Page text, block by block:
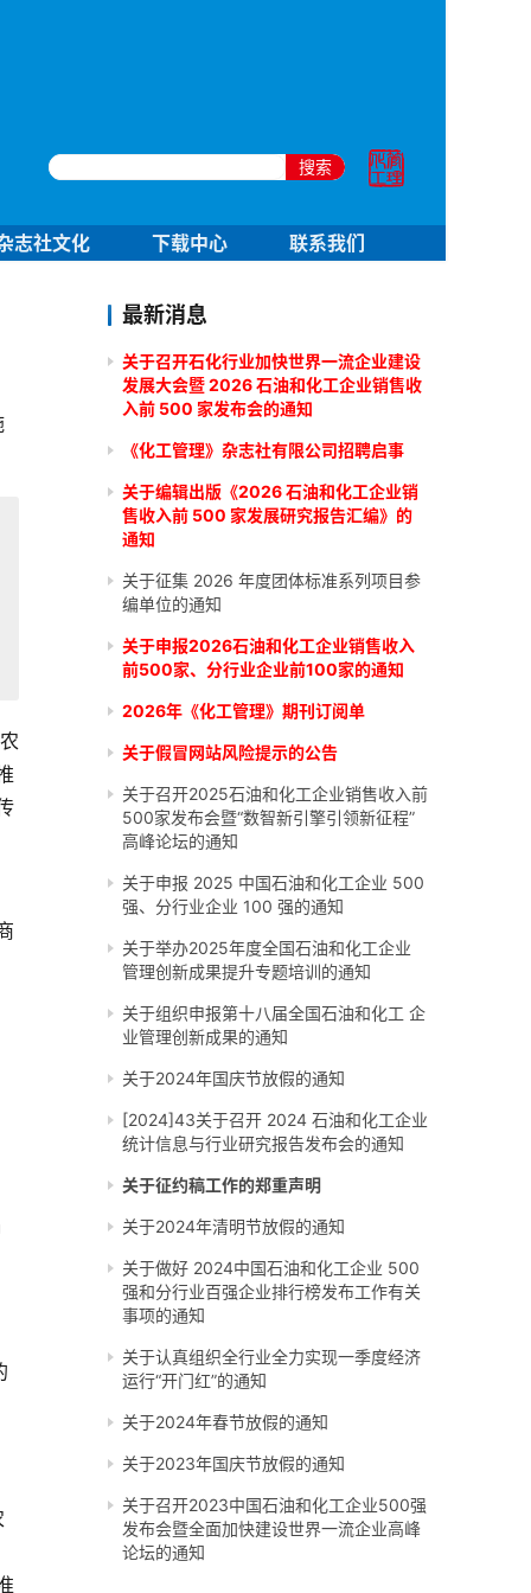
搜索
志社文化 下载中心 联系我们
最新消息
关于召开石化行业加快世界一流企业建设
发展大会暨 2026 石油和化工企业销售收
入前 500 家发布会的通知
《化工管理》杂志社有限公司招聘启事
关于编辑出版《2026 石油和化工企业销
售收入前 500 家发展研究报告汇编》的
通知
关于征集 2026 年度团体标准系列项目参
编单位的通知
关于申报2026石油和化工企业销售收入
前500家、分行业企业前100家的通知
2026年《化工管理》期刊订阅单
关于假冒网站风险提示的公告
关于召开2025石油和化工企业销售收入前
500家发布会暨“数智新引擎引领新征程”
高峰论坛的通知
关于申报 2025 中国石油和化工企业 500
强、分行业企业 100 强的通知
关于举办2025年度全国石油和化工企业
管理创新成果提升专题培训的通知
关于组织申报第十八届全国石油和化工 企
业管理创新成果的通知
关于2024年国庆节放假的通知
[2024]43关于召开 2024 石油和化工企业
统计信息与行业研究报告发布会的通知
关于征约稿工作的郑重声明
关于2024年清明节放假的通知
关于做好 2024中国石油和化工企业 500
强和分行业百强企业排行榜发布工作有关
事项的通知
关于认真组织全行业全力实现一季度经济
运行“开门红”的通知
关于2024年春节放假的通知
关于2023年国庆节放假的通知
关于召开2023中国石油和化工企业500强
发布会暨全面加快建设世界一流企业高峰
论坛的通知